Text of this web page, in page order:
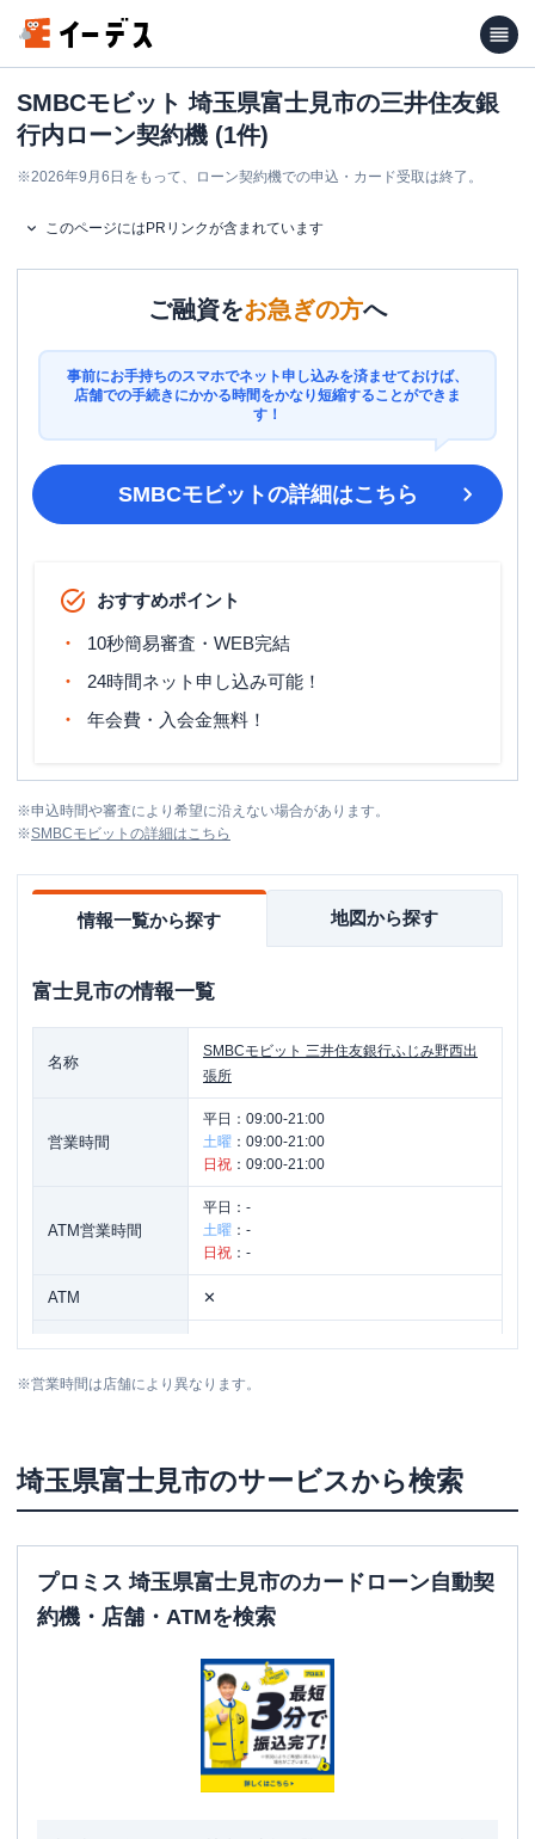
SMBCモビット 埼玉県富士見市の三井住友銀
行内ローン契約機 (1件)
※2026年9月6日をもって、ローン契約機での申込・カード受取は終了。
このページにはPRリンクが含まれています
ご融資をお急ぎの方へ
事前にお手持ちのスマホでネット申し込みを済ませておけば、
店舗での手続きにかかる時間をかなり短縮することができま
す！
SMBCモビットの詳細はこちら
おすすめポイント
10秒簡易審査・WEB完結
24時間ネット申し込み可能！
年会費・入会金無料！
※申込時間や審査により希望に沿えない場合があります。
※SMBCモビット の詳細はこちら
情報一覧から探す 地図から探す
富士見市の情報一覧
名称
SMBCモビット 三井住友銀行ふじみ野西出
張所
営業時間
平日： 09:00-21:00
土曜 ： 09:00-21:00
日祝 ： 09:00-21:00
ATM営業時間
平日： -
土曜 ： -
日祝 ： -
ATM ✕
住所 埼玉県富士見市ふじみ野西1-18-1
※営業時間は店舗により異なります。
埼玉県富士見市のサービスから検索
プロミス 埼玉県富士見市のカードローン自動契
約機・店舗・ATMを検索